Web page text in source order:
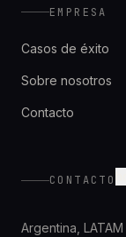
EMPRESA
Casos de éxito
Sobre nosotros
Contacto
CONTACTO
Argentina LATAM